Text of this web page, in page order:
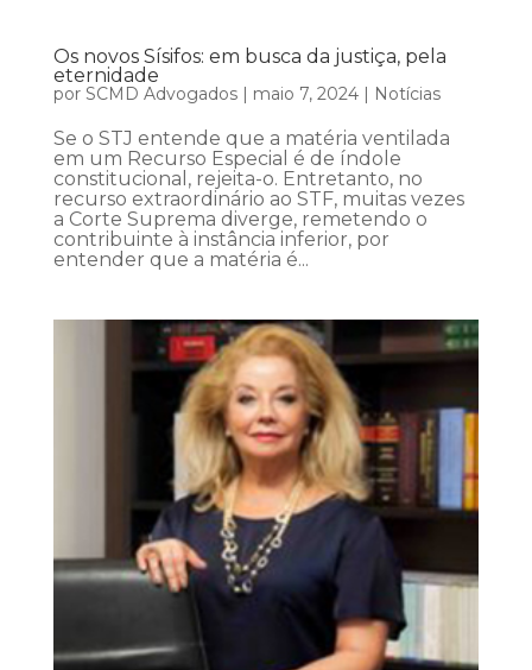
Os novos Sísifos: em busca da justiça, pela
eternidade
por SCMD Advogados| maio 7, 2024| Notícias
Se o STJ entende que a matéria ventilada
em um Recurso Especial é de índole
constitucional, rejeita-o. Entretanto, no
recurso extraordinário ao STF, muitas vezes
a Corte Suprema diverge, remetendo o
contribuinte à instância inferior, por
entender que a matéria é...